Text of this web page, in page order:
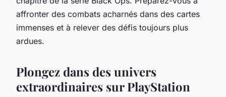
affronter des combats acharnés dans des cartes
immenses et à relever des défis toujours plus
ardues.
Plongez dans des univers
extraordinaires sur PlayStation